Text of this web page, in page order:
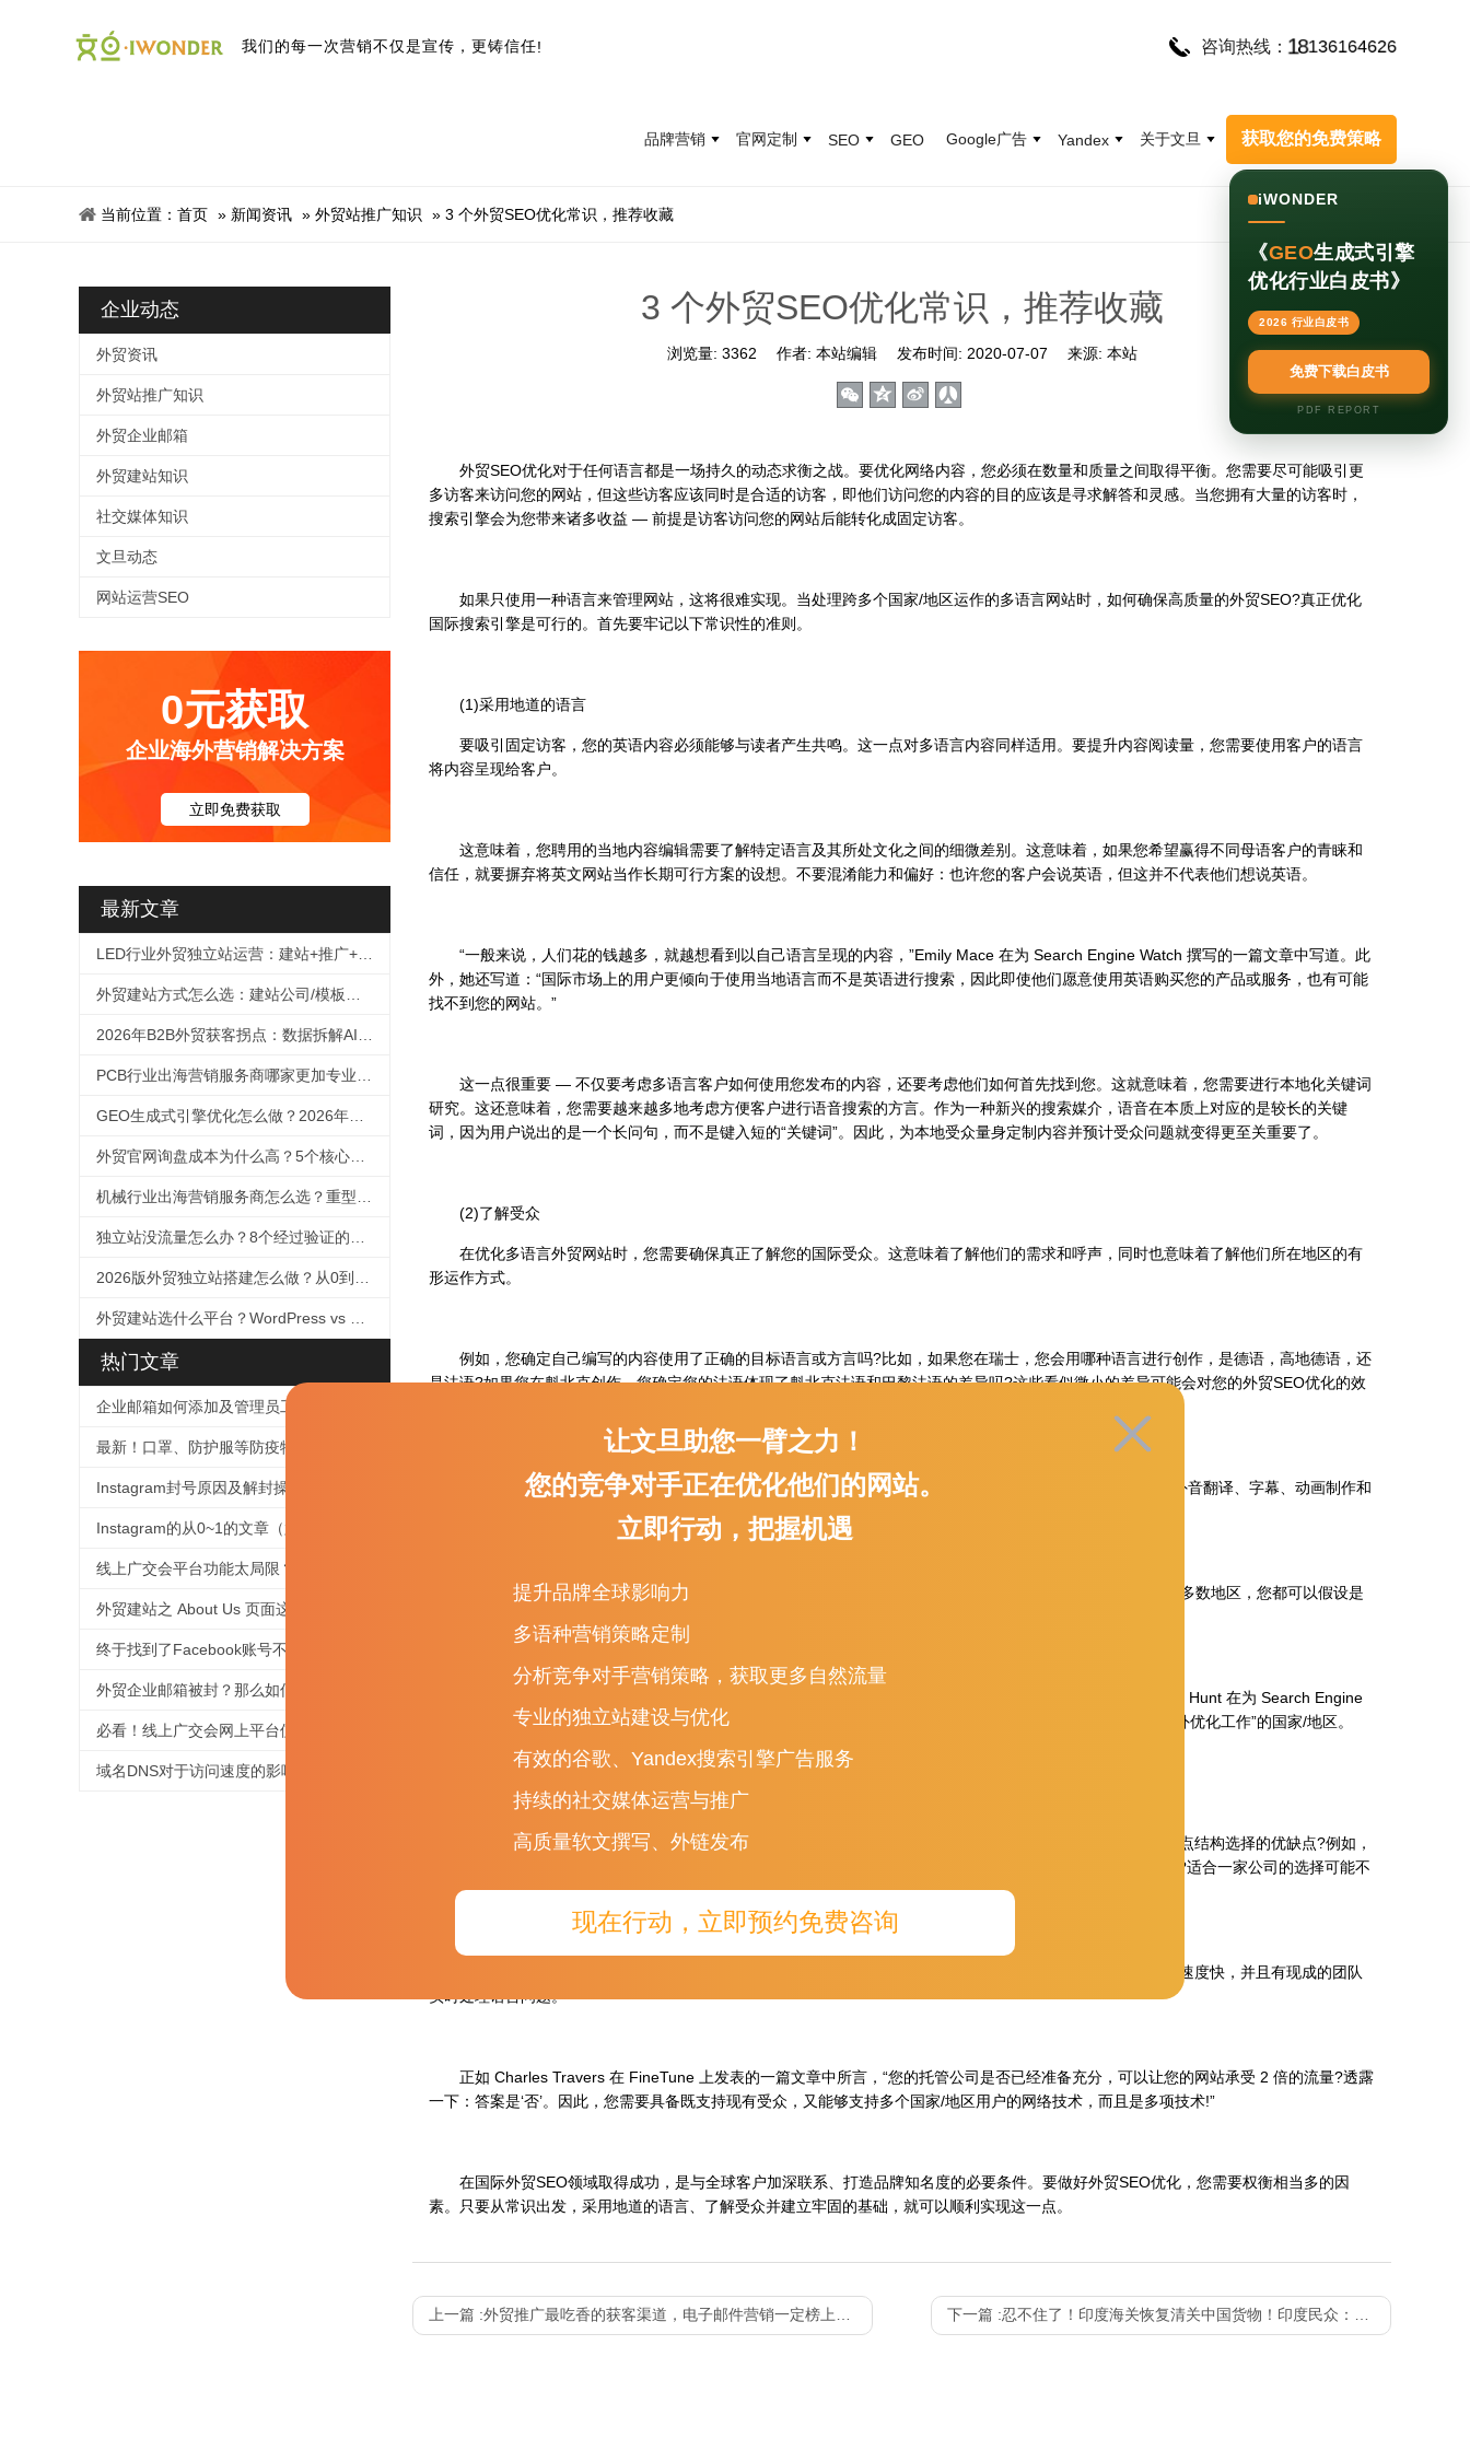
我们的每一次营销不仅是宣传 ，更铸信任! 咨询热线： 1 8136164626
品牌营销 官网定制 SEO GEO Google广告 Yandex 关于文旦 获取您的免费策略
当前位置： 首页 » 新闻资讯 » 外贸站推广知识 » 3 个外贸SEO优化常识，推荐收藏
企业动态
外贸资讯
外贸站推广知识
外贸企业邮箱
外贸建站知识
社交媒体知识
文旦动态
网站运营SEO
0元获取
企业海外营销解决方案
立即免费获取
最新文章
热门文章
企业邮箱如何添加及管理员工帐号
Instagram封号原因及解封操作
Instagram的从0~1的文章（六）
域名DNS对于访问速度的影响
3 个外贸SEO优化常识，推荐收藏
浏览量: 3362 作者: 本站编辑 发布时间: 2020-07-07 来源: 本站
外贸SEO优化对于任何语言都是一场持久的动态求衡之战。要优化网络内容，您必须在数量和质量之间取得平衡。您需要尽可能吸引更
多访客来访问您的网站，但这些访客应该同时是合适的访客，即他们访问您的内容的目的应该是寻求解答和灵感。当您拥有大量的访客时，
搜索引擎会为您带来诸多收益 — 前提是访客访问您的网站后能转化成固定访客。
如果只使用一种语言来管理网站，这将很难实现。当处理跨多个国家/地区运作的多语言网站时，如何确保高质量的外贸SEO?真正优化
国际搜索引擎是可行的。首先要牢记以下常识性的准则。
(1)采用地道的语言
要吸引固定访客，您的英语内容必须能够与读者产生共鸣。这一点对多语言内容同样适用。要提升内容阅读量，您需要使用客户的语言
将内容呈现给客户。
这意味着，您聘用的当地内容编辑需要了解特定语言及其所处文化之间的细微差别。这意味着，如果您希望赢得不同母语客户的青睐和
信任，就要摒弃将英文网站当作长期可行方案的设想。不要混淆能力和偏好：也许您的客户会说英语，但这并不代表他们想说英语。
“一般来说，人们花的钱越多，就越想看到以自己语言呈现的内容，”Emily Mace 在为 Search Engine Watch 撰写的一篇文章中写道。此
外，她还写道：“国际市场上的用户更倾向于使用当地语言而不是英语进行搜索，因此即使他们愿意使用英语购买您的产品或服务，也有可能
找不到您的网站。”
这一点很重要 — 不仅要考虑多语言客户如何使用您发布的内容，还要考虑他们如何首先找到您。这就意味着，您需要进行本地化关键词
研究。这还意味着，您需要越来越多地考虑方便客户进行语音搜索的方言。作为一种新兴的搜索媒介，语音在本质上对应的是较长的关键
词，因为用户说出的是一个长问句，而不是键入短的“关键词”。因此，为本地受众量身定制内容并预计受众问题就变得更至关重要了。
(2)了解受众
在优化多语言外贸网站时，您需要确保真正了解您的国际受众。这意味着了解他们的需求和呼声，同时也意味着了解他们所在地区的有
形运作方式。
例如，您确定自己编写的内容使用了正确的目标语言或方言吗?比如，如果您在瑞士，您会用哪种语言进行创作，是德语，高地德语，还
是法语?如果您在魁北克创作，您确定您的法语体现了魁北克法语和巴黎法语的差异吗?这些看似微小的差异可能会对您的外贸SEO优化的效
同样，您确定您所选择的多媒体内容适合目标文化吗?多媒体本地化很复杂，涉及多媒体文件结构优化、画外音翻译、字幕、动画制作和
图像选择。您既不能简单地在多语言网站上复制英文文本，也不能复制粘贴图像和视频内容。
最后还有一点同样重要，那就是您需要了解SEO的最终受众：方便访客找到您的页面的本地搜索引擎。在大多数地区，您都可以假设是
“虽然谷歌是目前世界上使用最广泛的搜索引擎，但在一些国家/地区，本地搜索引擎远比谷歌流行，”Motoko Hunt 在为 Search Engine
Journal撰写的一篇文章中写道。她将中国、俄罗斯、东欧国家和韩国列为需要“额外注意监控本地站点和开展额外优化工作”的国家/地区。
(3)打好坚实的基础
当您准备面向国际受众优化网站页面内容时，一定要确保您拥有坚实的网站后端基础。您是否权衡了各种站点结构选择的优缺点?例如，
您会为每个新的目标区域设置购买国家及地区顶级域 (ccTLD)，还是选择为每个新位置和语言创建子域或子目录?适合一家公司的选择可能不
适合另一家，因为预算、人力资源和带宽各不相同。
这似乎是不言而喻的，但是您的站点也需要在每个区域按预期运行。要确保网站的链接功能齐全，页面加载速度快，并且有现成的团队
实时处理语言问题。
正如 Charles Travers 在 FineTune 上发表的一篇文章中所言，“您的托管公司是否已经准备充分，可以让您的网站承受 2 倍的流量?透露
一下：答案是‘否’。因此，您需要具备既支持现有受众，又能够支持多个国家/地区用户的网络技术，而且是多项技术!”
在国际外贸SEO领域取得成功，是与全球客户加深联系、打造品牌知名度的必要条件。要做好外贸SEO优化，您需要权衡相当多的因
素。只要从常识出发，采用地道的语言、了解受众并建立牢固的基础，就可以顺利实现这一点。
上一篇 :外贸推广最吃香的获客渠道，电子邮件营销一定榜上有名！ 下一篇 :忍不住了！印度海关恢复清关中国货物！印度民众：无法彻底摆脱中国商品！
让文旦助您一臂之力！
您的竞争对手正在优化他们的网站。
立即行动，把握机遇
提升品牌全球影响力
多语种营销策略定制
分析竞争对手营销策略，获取更多自然流量
专业的独立站建设与优化
有效的谷歌、Yandex搜索引擎广告服务
持续的社交媒体运营与推广
高质量软文撰写、外链发布
现在行动，立即预约免费咨询
iWONDER
《GEO生成式引擎
优化行业白皮书》
2026 行业白皮书
免费下载白皮书
PDF REPORT